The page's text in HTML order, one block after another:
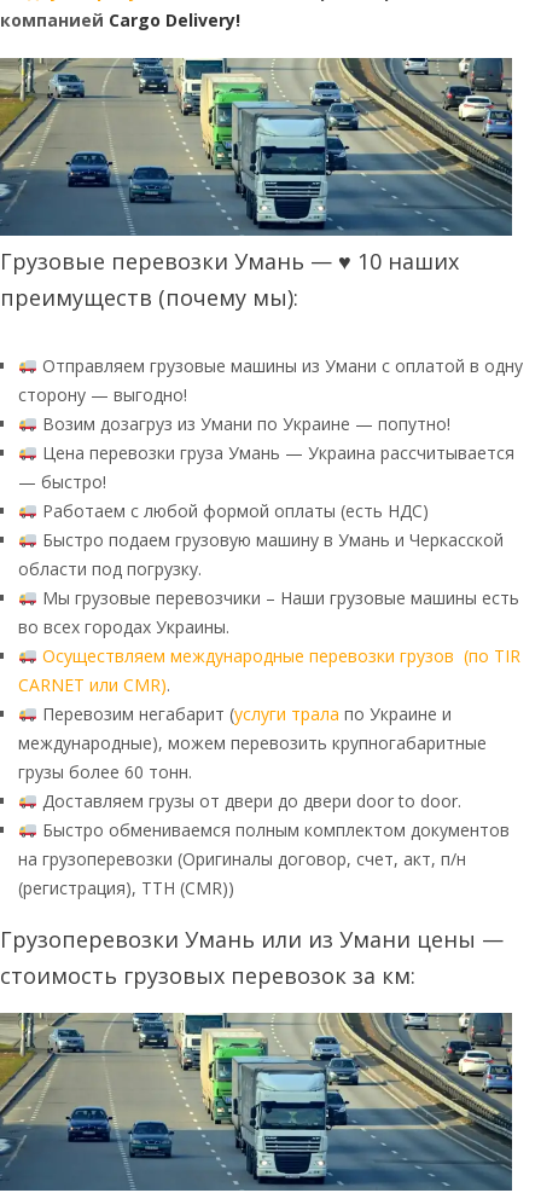
компанией Cargo Delivery!
Грузовые перевозки Умань — ♥ 10 наших
преимуществ (почему мы):
Отправляем грузовые машины из Умани с оплатой в одну
сторону — выгодно!
Возим дозагруз из Умани по Украине — попутно!
Цена перевозки груза Умань — Украина рассчитывается
— быстро!
Работаем с любой формой оплаты (есть НДС)
Быстро подаем грузовую машину в Умань и Черкасской
области под погрузку.
Мы грузовые перевозчики – Наши грузовые машины есть
во всех городах Украины.
Осуществляем международные перевозки грузов (по TIR
CARNET или CMR).
Перевозим негабарит (услуги трала по Украине и
международные), можем перевозить крупногабаритные
грузы более 60 тонн.
Доставляем грузы от двери до двери door to door.
Быстро обмениваемся полным комплектом документов
на грузоперевозки (Оригиналы договор, счет, акт, п/н
(регистрация), ТТН (CMR))
Грузоперевозки Умань или из Умани цены —
стоимость грузовых перевозок за км: